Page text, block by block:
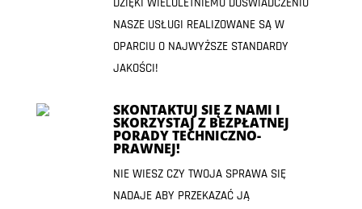
DZIĘKI WIELOLETNIEMU DOŚWIADCZENIU
NASZE USŁUGI REALIZOWANE SĄ W
OPARCIU O NAJWYŻSZE STANDARDY
JAKOŚCI!
SKONTAKTUJ SIĘ Z NAMI I
SKORZYSTAJ Z BEZPŁATNEJ
PORADY TECHNICZNO-
PRAWNEJ!
NIE WIESZ CZY TWOJA SPRAWA SIĘ
NADAJE ABY PRZEKAZAĆ JĄ